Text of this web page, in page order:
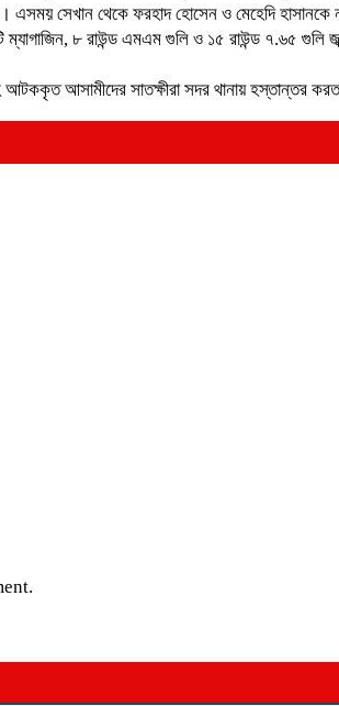
সেখান থেকে ফরহাদ হোসেন ও মেহেদি
ম্যাগাজিন, ৮ রাউন্ড এমএম গুলি ও ১৫ রাউন্ড ৭.৬৫
আসামীদের সাতক্ষীরা সদর থানায় হস্তান্তর